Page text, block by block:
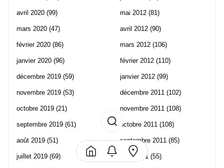
avril 2020 (99)
mars 2020 (47)
février 2020 (86)
janvier 2020 (96)
décembre 2019 (59)
novembre 2019 (53)
octobre 2019 (21)
septembre 2019 (61)
août 2019 (51)
juillet 2019 (69)
mai 2012 (81)
avril 2012 (90)
mars 2012 (106)
février 2012 (110)
janvier 2012 (99)
décembre 2011 (102)
novembre 2011 (108)
octobre 2011 (108)
septembre 2011 (85)
août 2011 (55)